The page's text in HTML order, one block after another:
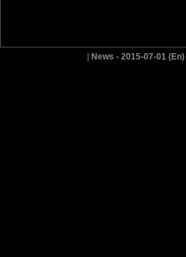
News - 2015-07-01 (En)